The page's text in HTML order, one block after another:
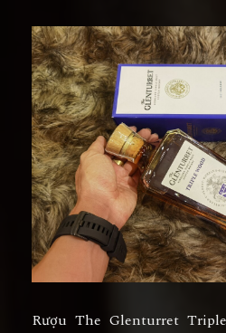
Rượu The Glenturret